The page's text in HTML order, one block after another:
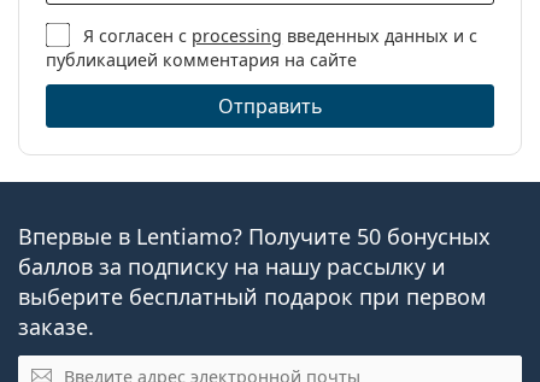
Я согласен с processing введенных данных и с
публикацией комментария на сайте
Отправить
Впервые в Lentiamo? Получите 50 бонусных
баллов за подписку на нашу рассылку и
выберите бесплатный подарок при первом
заказе.
Эл. почта